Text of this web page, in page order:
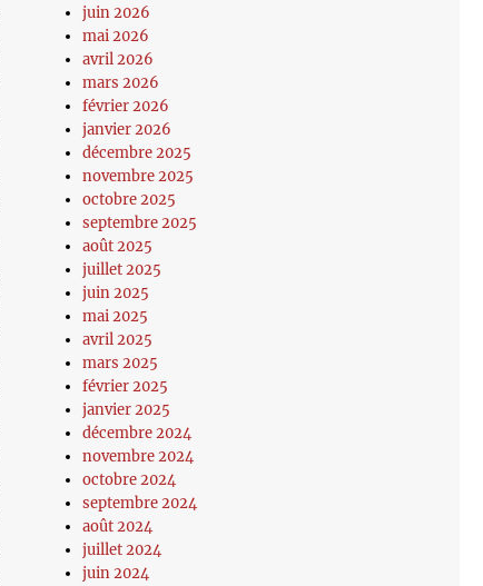
juin 2026
mai 2026
avril 2026
mars 2026
février 2026
janvier 2026
décembre 2025
novembre 2025
octobre 2025
septembre 2025
août 2025
juillet 2025
juin 2025
mai 2025
avril 2025
mars 2025
février 2025
janvier 2025
décembre 2024
novembre 2024
octobre 2024
septembre 2024
août 2024
juillet 2024
juin 2024